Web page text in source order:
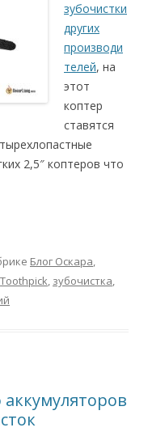
зубочистки
других
производи
телей, на
этот
коптер
ставятся
2,5″ коптеров что
Блог Оскара,
Toothpick, зубочистка,
аккумуляторов